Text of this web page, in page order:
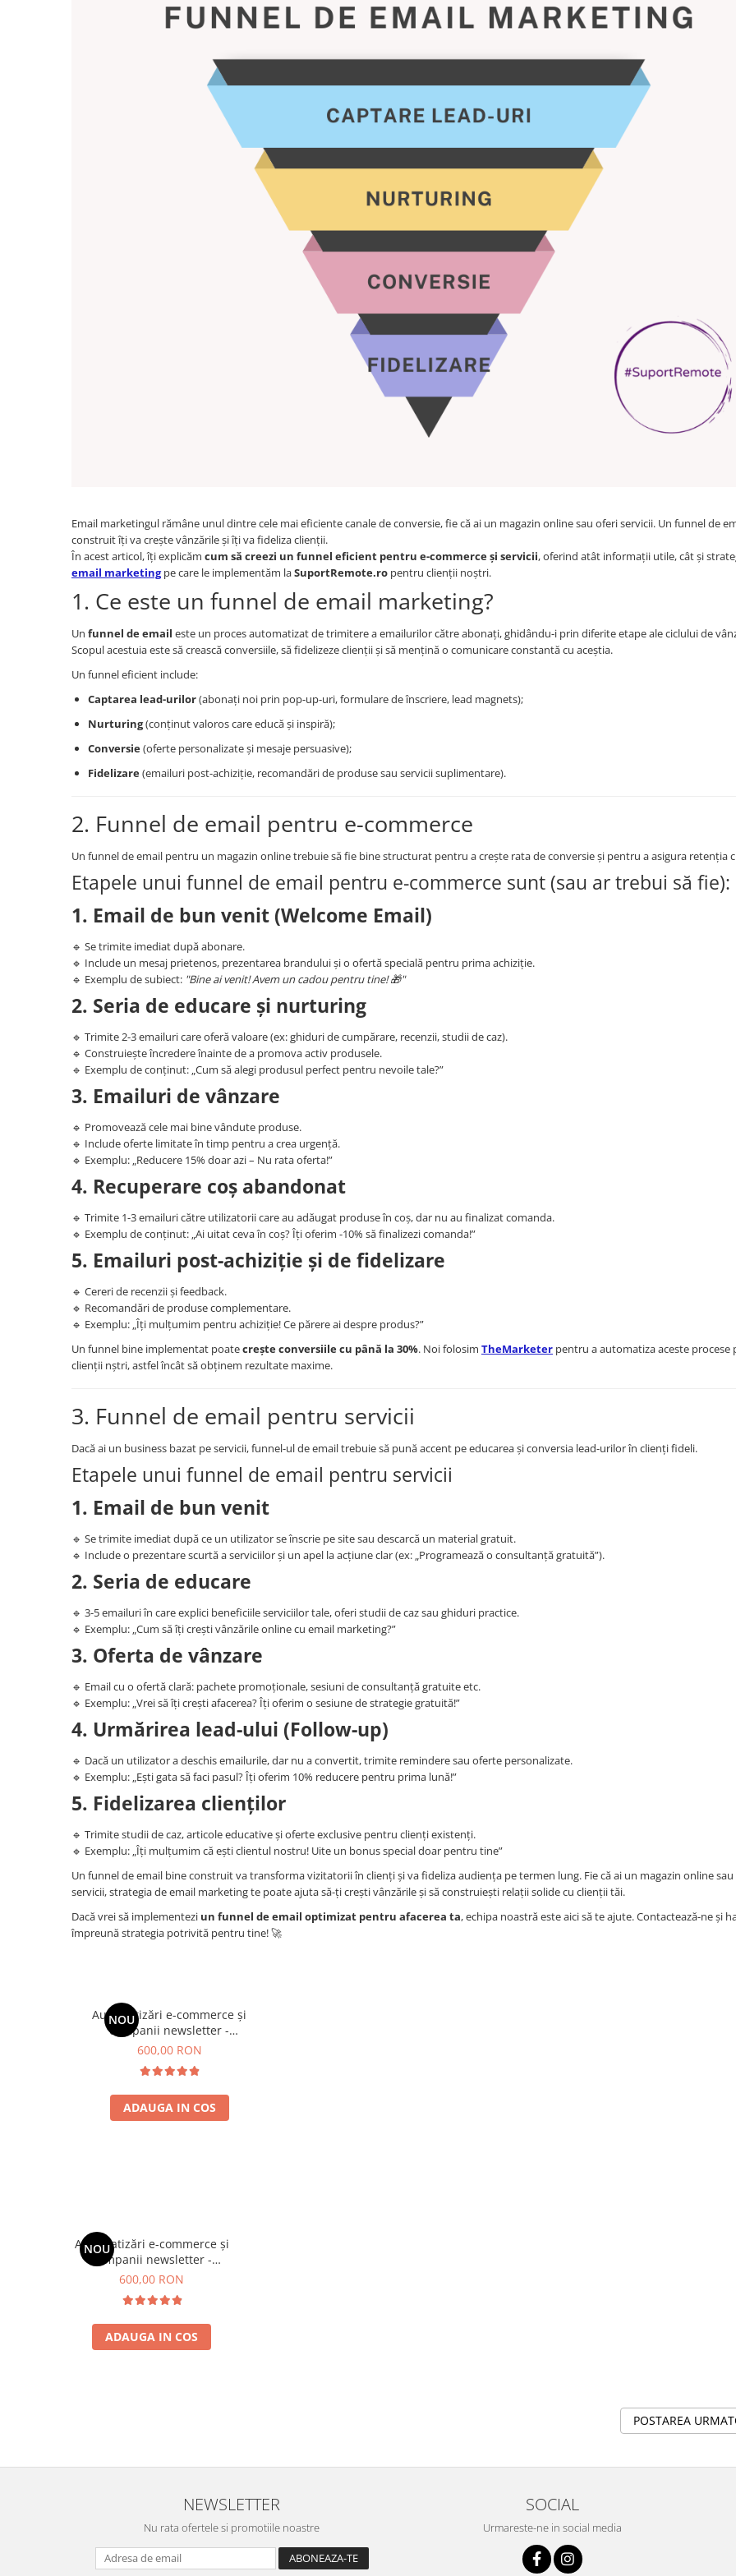
Email marketingul rămâne unul dintre cele mai eficiente canale de conversie, fie că ai un magazin online sau oferi servicii. Un funnel de
construit îți va crește vânzările și îți va fideliza clienții.
În acest articol, îți explicăm cum să creezi un funnel eficient pentru e-commerce și servicii, oferind atât informații utile, cât și
email marketingpe care le implementăm laSuportRemote.ro pentru clienții noștri.
1. Ce este un funnel de email marketing?
Un funnel de email este un proces automatizat de trimitere a emailurilor către abonați, ghidându-i prin diferite etape ale ciclului de
Scopul acestuia este să crească conversiile, să fidelizeze clienții și să mențină o comunicare constantă cu aceștia.
Un funnel eficient include:
Captarea lead-urilor(abonați noi prin pop-up-uri, formulare de înscriere, lead magnets);
Nurturing(conținut valoros care educă și inspiră);
Conversie(oferte personalizate și mesaje persuasive);
Fidelizare(emailuri post-achiziție, recomandări de produse sau servicii suplimentare).
2. Funnel de email pentru e-commerce
Un funnel de email pentru un magazin online trebuie să fie bine structurat pentru a crește rata de conversie și pentru a asigura retenția
Etapele unui funnel de email pentru e-commerce sunt (sau ar trebui să fie):
1. Email de bun venit (Welcome Email)
🔹 Se trimite imediat după abonare.
🔹 Include un mesaj prietenos, prezentarea brandului și o ofertă specială pentru prima achiziție.
🔹 Exemplu de subiect: "Bine ai venit! Avem un cadou pentru tine! 🎁"
2. Seria de educare și nurturing
🔹 Trimite 2-3 emailuri care oferă valoare (ex: ghiduri de cumpărare, recenzii, studii de caz).
🔹 Construiește încredere înainte de a promova activ produsele.
🔹 Exemplu de conținut: „Cum să alegi produsul perfect pentru nevoile tale?”
3. Emailuri de vânzare
🔹 Promovează cele mai bine vândute produse.
🔹 Include oferte limitate în timp pentru a crea urgență.
🔹 Exemplu: „Reducere 15% doar azi – Nu rata oferta!”
4. Recuperare coș abandonat
🔹 Trimite 1-3 emailuri către utilizatorii care au adăugat produse în coș, dar nu au finalizat comanda.
🔹 Exemplu de conținut: „Ai uitat ceva în coș? Îți oferim -10% să finalizezi comanda!”
5. Emailuri post-achiziție și de fidelizare
🔹 Cereri de recenzii și feedback.
🔹 Recomandări de produse complementare.
🔹 Exemplu: „Îți mulțumim pentru achiziție! Ce părere ai despre produs?”
Un funnel bine implementat poatecrește conversiile cu până la 30%. Noi folosim TheMarketer pentru a automatiza aceste procese
clienții nștri, astfel încât să obținem rezultate maxime.
3. Funnel de email pentru servicii
Dacă ai un business bazat pe servicii, funnel-ul de email trebuie să pună accent pe educarea și conversia lead-urilor în clienți fideli.
Etapele unui funnel de email pentru servicii
1. Email de bun venit
🔹 Se trimite imediat după ce un utilizator se înscrie pe site sau descarcă un material gratuit.
🔹 Include o prezentare scurtă a serviciilor și un apel la acțiune clar (ex: „Programează o consultanță gratuită”).
2. Seria de educare
🔹 3-5 emailuri în care explici beneficiile serviciilor tale, oferi studii de caz sau ghiduri practice.
🔹 Exemplu: „Cum să îți crești vânzările online cu email marketing?”
3. Oferta de vânzare
🔹 Email cu o ofertă clară: pachete promoționale, sesiuni de consultanță gratuite etc.
🔹 Exemplu: „Vrei să îți crești afacerea? Îți oferim o sesiune de strategie gratuită!”
4. Urmărirea lead-ului (Follow-up)
🔹 Dacă un utilizator a deschis emailurile, dar nu a convertit, trimite remindere sau oferte personalizate.
🔹 Exemplu: „Ești gata să faci pasul? Îți oferim 10% reducere pentru prima lună!”
5. Fidelizarea clienților
🔹 Trimite studii de caz, articole educative și oferte exclusive pentru clienți existenți.
🔹 Exemplu: „Îți mulțumim că ești clientul nostru! Uite un bonus special doar pentru tine”
Un funnel de email bine construit va transforma vizitatorii în clienți și va fideliza audiența pe termen lung. Fie că ai un magazin online
servicii, strategia de email marketing te poate ajuta să-ți crești vânzările și să construiești relații solide cu clienții tăi.
Dacă vrei să implementezi un funnel de email optimizat pentru afacerea ta, echipa noastră este aici să te ajute. Contactează-ne și
împreună strategia potrivită pentru tine! 🚀
NOU
Automatizări e-commerce și
campanii newsletter -
TheMarketer
600,00 RON
ADAUGA IN COS
NOU
Automatizări e-commerce și
campanii newsletter -
TheMarketer
600,00 RON
ADAUGA IN COS
POSTAREA
NEWSLETTER
Nu rata ofertele si promotiile noastre
SOCIAL
Urmareste-ne in social media